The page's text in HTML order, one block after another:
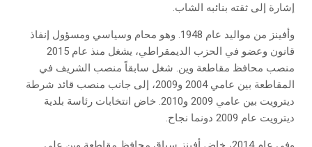
إشارة إلى ثقته بنائبه الشاب.
وأفينز من مواليد عام 1948. وهو محام وسياسي ومسؤول إنفاذ
قانون وعضو في الحزب الديمقراطي، يشغل منذ عام 2015
منصب محافظ مقاطعة وين. شغل سابقاً منصب الشريف في
المقاطعة بين عامي 2004 و2009، إلى جانب منصب قائد شرطة
ديترويت بين عامي 2009 و2010. خاض انتخابات رئاسة بلدية
ديترويت عام 2009 دونما نجاح.